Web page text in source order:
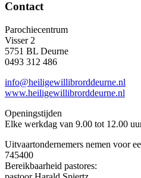
Contact
Parochiecentrum
Visser 2
5751 BL Deurne
0493 312 486
info@heiligewillibrorddeurne.nl
www.heiligewillibrorddeurne.nl
Openingstijden
Elke werkdag van 9.00 tot 12.00
Uitvaartondernemers nemen voor
745400
Bereikbaarheid pastores: